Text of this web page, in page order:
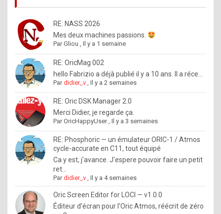
%
a
d
e
b
y
R
o
l
e
.
I
f
RE: NASS 2026
Mes deux machines passions.
ParGliou ,Il y a 1 semaine
RE: OricMag 002
hello Fabrizio a déjà publié il y a 10 ans. Il a réce...
Pardidier_v ,Il y a 2 semaines
RE: Oric DSK Manager 2.0
Merci Didier, je regarde ça.
ParOricHappyUser,Il y a 3 semaines
RE: Phosphoric — un émulateur ORIC-1 / Atmos
cycle-accurate en C11, tout équipé
Ca y est, j'avance. J'espere pouvoir faire un petit
ret...
Pardidier_v ,Il y a 4 semaines
Oric Screen Editor for LOCI — v1.0.0
Éditeur d'écran pour l'Oric Atmos, réécrit de zéro